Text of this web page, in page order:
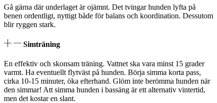
Gå gärna där underlaget är ojämnt. Det tvingar hunden lyfta på
benen ordentligt, nyttigt både för balans och koordination. Dessutom
blir ryggen stark.
Simträning
En effektiv och skonsam träning. Vattnet ska vara minst 15 grader
varmt. Ha eventuellt flytväst på hunden. Börja simma korta pass,
cirka 10-15 minuter, öka efterhand. Glöm inte berömma hunden när
den simmar! Att simma hunden i bassäng är ett alternativ vintertid,
men det kostar en slant.